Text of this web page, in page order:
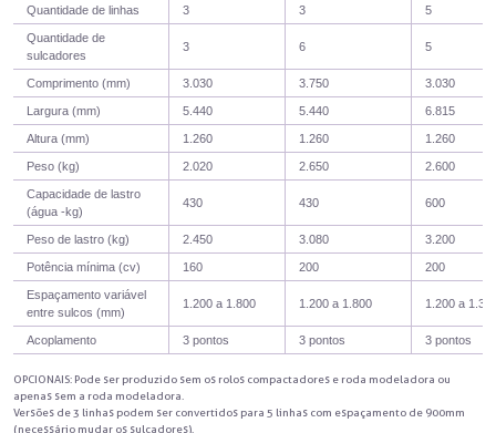
Quantidade de linhas 3 3 5
Quantidade de
sulcadores
3 6 5
Comprimento (mm) 3.030 3.750 3.030
Largura (mm) 5.440 5.440 6.815
Altura (mm) 1.260 1.260 1.260
Peso (kg) 2.020 2.650 2.600
Capacidade de lastro
(água -kg)
430 430 600
Peso de lastro (kg) 2.450 3.080 3.200
Potência mínima (cv) 160 200 200
Espaçamento variável
entre sulcos (mm)
1.200 a 1.800 1.200 a 1.800 1.200 a
Acoplamento 3 pontos 3 pontos 3 pontos
OPCIONAIS: Pode ser produzido sem os rolos compactadores e roda modeladora ou
apenas sem a roda modeladora.
Versões de 3 linhas podem ser convertidos para 5 linhas com espaçamento de 900mm
(necessário mudar os sulcadores).